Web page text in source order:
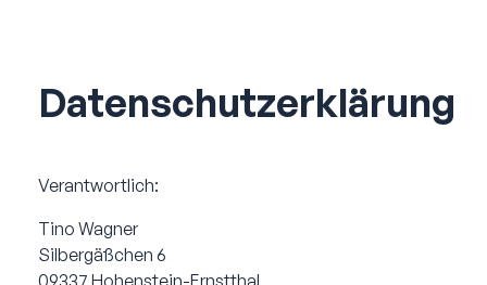
Datenschutzerklärung
Verantwortlich:
Tino Wagner
Silbergäßchen 6